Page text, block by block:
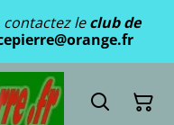
leclub de